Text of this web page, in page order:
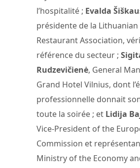
l’hospitalité ; Evalda
présidente de la
Restaurant Association,
référence du secteur ;
Rudzevičienė, General
Grand Hotel Vilnius, dont
professionnelle donnait
toute la soirée ; et Lidija
Vice-President of the
Commission et
Ministry of the Economy